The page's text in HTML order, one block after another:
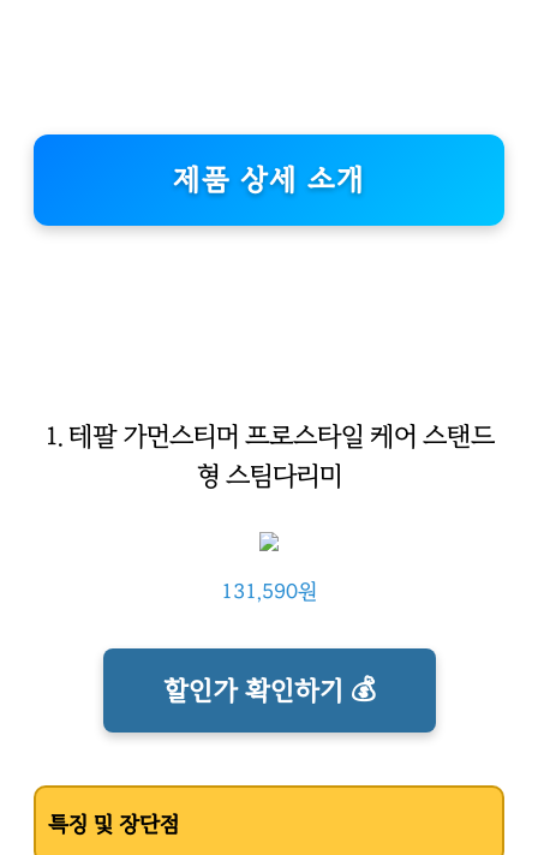
제품 상세 소개
1. 테팔 가먼스티머 프로스타일 케어 스탠드
형 스팀다리미
131,590원
할인가 확인하기 💰
특징 및 장단점